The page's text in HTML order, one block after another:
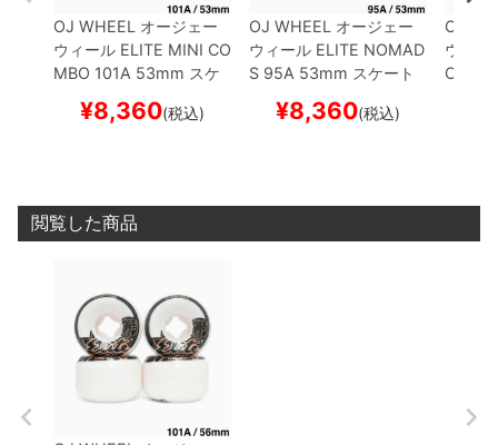
OJ WHEEL オージェー
ウィール ELITE MINI CO
MBO 101A 53mm スケ
¥8,360(税込)
OJ WHEEL オージェー
ウィール ELITE NOMAD
S 95A 53mm スケート
¥8,360(税込)
OJ
ウィー
OMBO
閲覧した商品